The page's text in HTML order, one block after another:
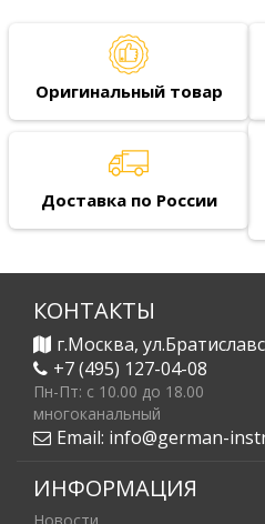
Оригинальный товар
Доставка по России
КОНТАКТЫ
г.Москва,
+7 (495) 127-04-08
Пн-Пт: c 10.00 до 18.00
многоканальный
Email: info@german-
ИНФОРМАЦИЯ